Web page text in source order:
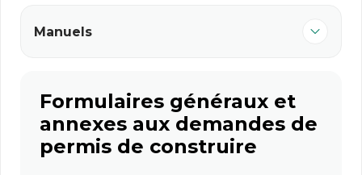
Manuels
Formulaires généraux et
annexes aux demandes de
permis de construire